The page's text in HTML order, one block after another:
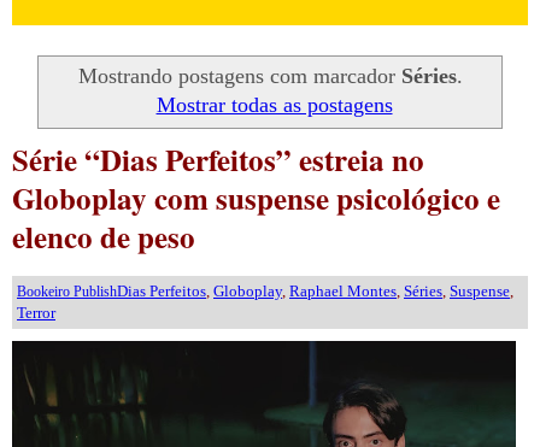
Mostrando postagens com marcador Séries.
Mostrar todas as postagens
Série “Dias Perfeitos” estreia no
Globoplay com suspense psicológico e
elenco de peso
Bookeiro PublishDias Perfeitos Globoplay, Raphael Montes Séries Suspense
Terror